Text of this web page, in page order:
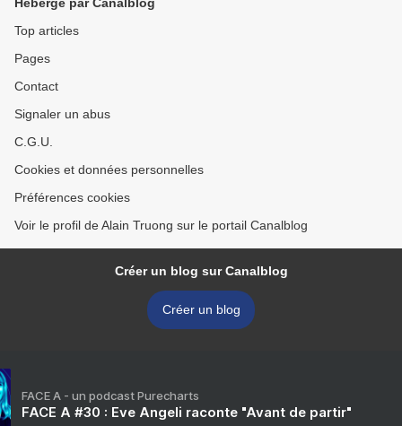
Top articles
Pages
Contact
Signaler un abus
C.G.U.
Cookies et données personnelles
Préférences cookies
Voir le profil de Alain Truong sur le portail Canalblog
Créer un blog sur Canalblog
Créer un blog
FACE A - un podcast Purecharts
FACE A #30 : Eve Angeli raconte "Avant de partir"